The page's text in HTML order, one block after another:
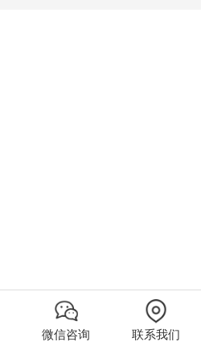
微信咨询 联系我们